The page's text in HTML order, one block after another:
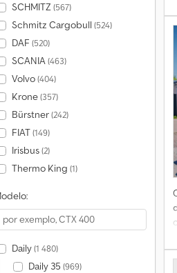
SCHMITZ(567)
Schmitz Cargobull (524)
DAF (520)
SCANIA(463)
Volvo(404)
Krone(357)
Bürstner(242)
FIAT(149)
Irisbus(2)
Thermo King (1)
Daily(1 480)
Daily 35 (969)